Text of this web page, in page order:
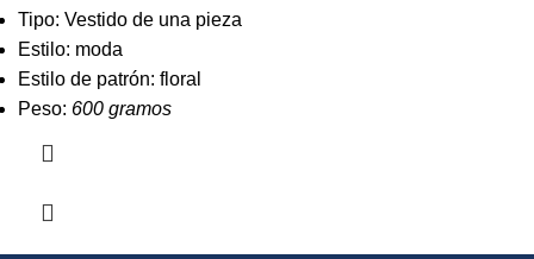
Tipo: Vestido de una pieza
Estilo: moda
Estilo de patrón: floral
Peso: 600 gramos